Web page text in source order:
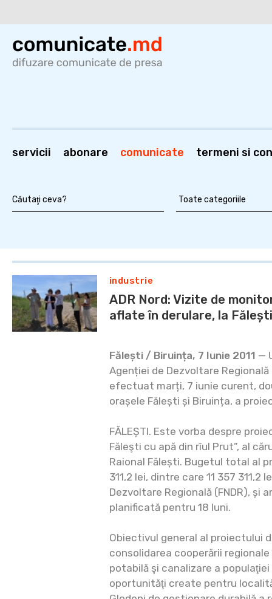
servicii abonare comunicate termeni si
industrie
ADR Nord: Vizite de
aflate în derulare, la
Fălești / Biruința, 7 Iunie 2011 —
Agenției de Dezvoltare Regională
efectuat marți, 7 iunie curent,
orașele Fălești și Biruința, a
FĂLEȘTI. Este vorba despre
Făleşti cu apă din rîul Prut”, al
Raional Fălești. Bugetul total al
311,2 lei, dintre care 11 357 311,2
Dezvoltare Regională (FNDR), și
planificată pentru 18 luni.
Obiectivul general al proiectului
consolidarea cooperării
potabilă şi canalizare a
oportunităţi create pentru